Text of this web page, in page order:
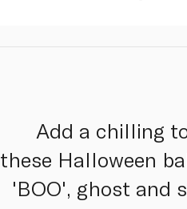
Add a chilling
these Halloween
'BOO', ghost and